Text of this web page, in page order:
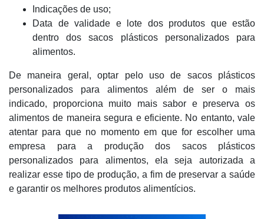
Indicações de uso;
Data de validade e lote dos produtos que estão
dentro dos sacos plásticos personalizados para
alimentos.
De maneira geral, optar pelo uso de sacos plásticos
personalizados para alimentos além de ser o mais
indicado, proporciona muito mais sabor e preserva os
alimentos de maneira segura e eficiente. No entanto, vale
atentar para que no momento em que for escolher uma
empresa para a produção dos sacos plásticos
personalizados para alimentos, ela seja autorizada a
realizar esse tipo de produção, a fim de preservar a saúde
e garantir os melhores produtos alimentícios.